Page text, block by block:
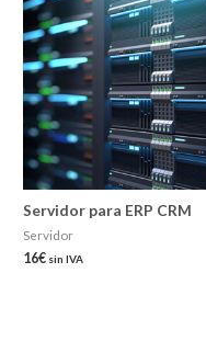
Servidor para ERP CRM
Servidor
16€ sin IVA